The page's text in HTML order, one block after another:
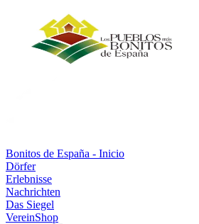
Bonitos de España - Inicio
Dörfer
Erlebnisse
Nachrichten
Das Siegel
VereinShop